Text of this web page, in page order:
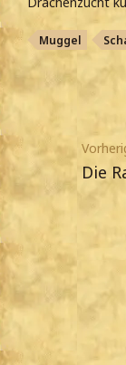
Muggel
Die